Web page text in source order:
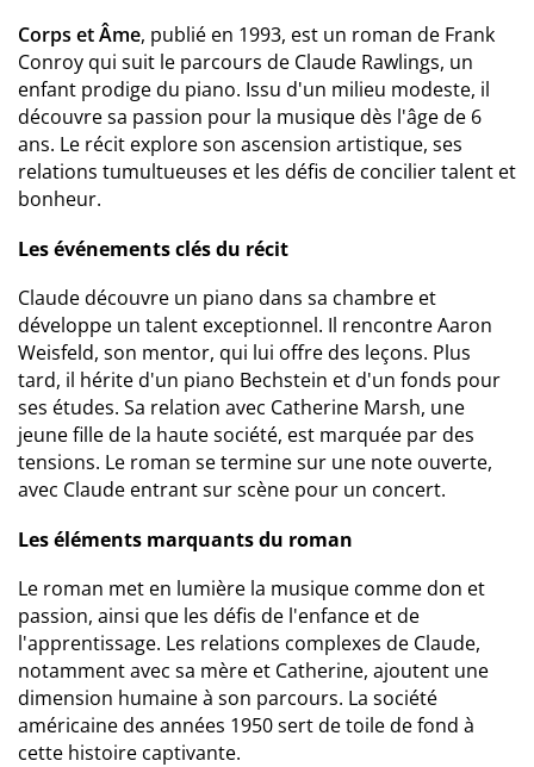
Corps et Âme, publié en 1993, est un roman de Frank
Conroy qui suit le parcours de Claude Rawlings, un
enfant prodige du piano. Issu d'un milieu modeste, il
découvre sa passion pour la musique dès l'âge de 6
ans. Le récit explore son ascension artistique, ses
relations tumultueuses et les défis de concilier talent et
bonheur.
Les événements clés du récit
Claude découvre un piano dans sa chambre et
développe un talent exceptionnel. Il rencontre Aaron
Weisfeld, son mentor, qui lui offre des leçons. Plus
tard, il hérite d'un piano Bechstein et d'un fonds pour
ses études. Sa relation avec Catherine Marsh, une
jeune fille de la haute société, est marquée par des
tensions. Le roman se termine sur une note ouverte,
avec Claude entrant sur scène pour un concert.
Les éléments marquants du roman
Le roman met en lumière la musique comme don et
passion, ainsi que les défis de l'enfance et de
l'apprentissage. Les relations complexes de Claude,
notamment avec sa mère et Catherine, ajoutent une
dimension humaine à son parcours. La société
américaine des années 1950 sert de toile de fond à
cette histoire captivante.